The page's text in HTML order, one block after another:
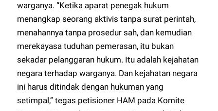
warganya. “Ketika aparat penegak hukum
menangkap seorang aktivis tanpa surat perintah,
menahannya tanpa prosedur sah, dan kemudian
merekayasa tuduhan pemerasan, itu bukan
sekadar pelanggaran hukum. Itu adalah kejahatan
negara terhadap warganya. Dan kejahatan negara
ini harus ditindak dengan hukuman yang
setimpal,” tegas petisioner HAM pada Komite